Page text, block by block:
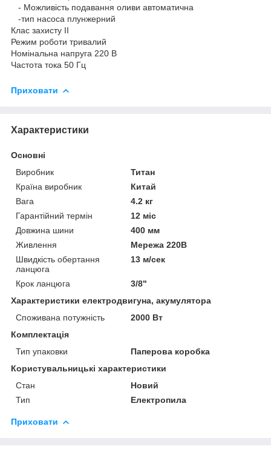
- Можливість подавання оливи автоматична
-тип насоса плунжерний
Клас захисту II
Режим роботи тривалий
Номінальна напруга 220 В
Частота тока 50 Гц
Приховати
Характеристики
Основні
Виробник
Титан
Країна виробник
Китай
Вага
4.2 кг
Гарантійний термін
12 міс
Довжина шини
400 мм
Живлення
Мережа 220В
Швидкість обертання
ланцюга
13 м/сек
Крок ланцюга
3/8"
Характеристики електродвигуна, акумулятора
Споживана потужність
2000 Вт
Комплектація
Тип упаковки
Паперова коробка
Користувальницькі характеристики
Стан
Новий
Тип
Електропила
Приховати